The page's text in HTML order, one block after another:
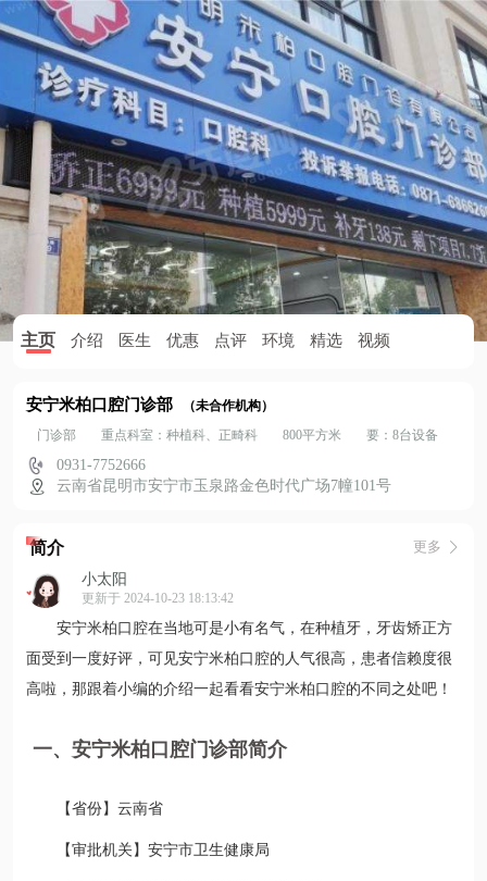
主页 介绍 医生 优惠 点评 环境 精选 视频
安宁米柏口腔门诊部
（未合作机构）
门诊部
重点科室：种植科、正畸科 800平方米 要：8台设备
0931-7752666
云南省昆明市安宁市玉泉路金色时代广场7幢101号
简介
更多
小太阳
更新于 2024-10-23 18:13:42
安宁米柏口腔在当地可是小有名气，在种植牙，牙齿矫正方
面受到一度好评，可见安宁米柏口腔的人气很高，患者信赖度很
高啦，那跟着小编的介绍一起看看安宁米柏口腔的不同之处吧！
一、安宁米柏口腔门诊部简介
【省份】云南省
【审批机关】安宁市卫生健康局